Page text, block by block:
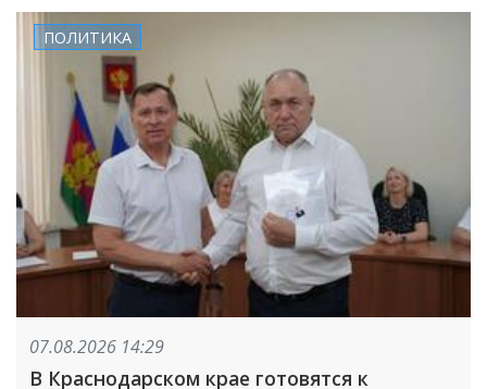
ПОЛИТИКА
07.08.2026 14:29
В Краснодарском крае готовятся к